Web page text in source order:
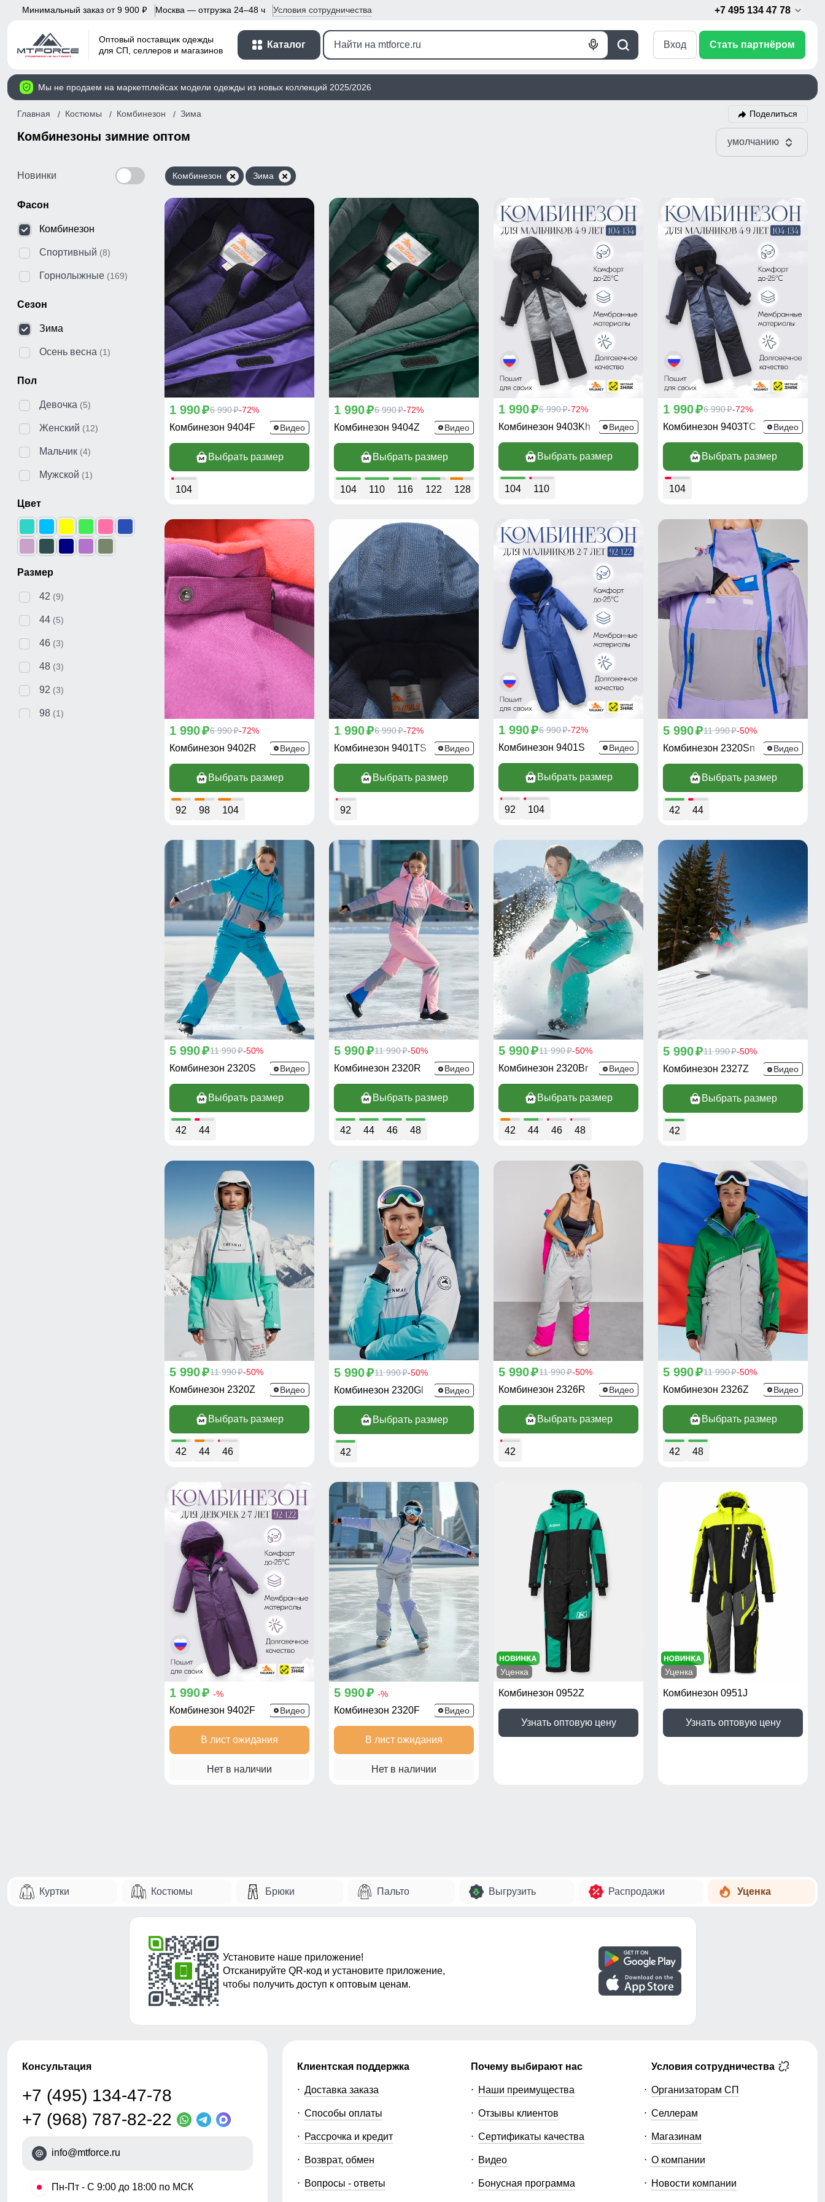
Минимальный заказ от 9 900 p Москва — отгрузка 24–48 ч Условия сотрудничества +7 495 134 47 78
Оптовый поставщик одежды
для СП, селлеров и магазинов
Каталог
Поиск
Голосовой
Вход Стать партнёром
Мы не продаем на маркетплейсах модели одежды из новых коллекций 2025/2026
Главная Костюмы Комбинезон Зима Поделиться
Комбинезоны зимние оптом умолчанию
Новинки
Фасон
Комбинезон
Спортивный (8)
Горнолыжные (169)
Сезон
Зима
Осень весна (1)
Пол
Девочка (5)
Женский (12)
Мальчик (4)
Мужской (1)
Цвет
Размер
42 (9)
44 (5)
46 (3)
48 (3)
92 (3)
98 (1)
Комбинезон Зима
1 990p6 990p-72%
Комбинезон 9404F Видео
Выбрать размер
104
1 990p6 990p-72%
Комбинезон 9404Z Видео
Выбрать размер
104 110 116 122 128
1 990p6 990p-72%
Комбинезон 9403Kh Видео
Выбрать размер
104 110
1 990p6 990p-72%
Комбинезон 9403TC Видео
Выбрать размер
104
1 990p6 990p-72%
Комбинезон 9402R Видео
Выбрать размер
92 98 104
1 990p6 990p-72%
Комбинезон 9401TS Видео
Выбрать размер
92
1 990p6 990p-72%
Комбинезон 9401S Видео
Выбрать размер
92 104
5 990p11 990p-50%
Комбинезон 2320Sn Видео
Выбрать размер
42 44
5 990p11 990p-50%
Комбинезон 2320S Видео
Выбрать размер
42 44
5 990p11 990p-50%
Комбинезон 2320R Видео
Выбрать размер
42 44 46 48
5 990p11 990p-50%
Комбинезон 2320Br Видео
Выбрать размер
42 44 46 48
5 990p11 990p-50%
Комбинезон 2327Z Видео
Выбрать размер
42
5 990p11 990p-50%
Комбинезон 2320Z Видео
Выбрать размер
42 44 46
5 990p11 990p-50%
Комбинезон 2320Gl Видео
Выбрать размер
42
5 990p11 990p-50%
Комбинезон 2326R Видео
Выбрать размер
42
5 990p11 990p-50%
Комбинезон 2326Z Видео
Выбрать размер
42 48
1 990p -%
Комбинезон 9402F Видео
В лист ожидания
Нет в наличии
5 990p -%
Комбинезон 2320F Видео
В лист ожидания
Нет в наличии
Уценка
Комбинезон 0952Z
Узнать оптовую цену
Уценка
Комбинезон 0951J
Узнать оптовую цену
Куртки Костюмы Брюки Пальто Выгрузить Распродажи Уценка
Установите наше приложение!
Отсканируйте QR-код и установите приложение,
чтобы получить доступ к оптовым ценам.
Консультация
+7 (495) 134-47-78
+7 (968) 787-82-22
info@mtforce.ru
• Пн-Пт - С 9:00 до 18:00 по МСК
Клиентская поддержка
Доставка заказа
Способы оплаты
Рассрочка и кредит
Возврат, обмен
Вопросы - ответы
Почему выбирают нас
Наши преимущества
Отзывы клиентов
Сертификаты качества
Видео
Бонусная программа
Условия сотрудничества
Организаторам СП
Селлерам
Магазинам
О компании
Новости компании